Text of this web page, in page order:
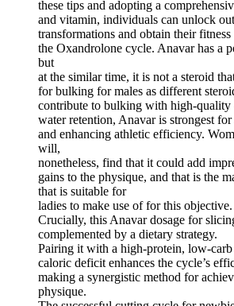
these tips and adopting a
and vitamin, individuals can unlock
transformations and obtain their
the Oxandrolone cycle. Anavar has a
but
at the similar time, it is not a steroid
for bulking for males as different
contribute to bulking with high-
water retention, Anavar is strongest
and enhancing athletic efficiency.
will,
nonetheless, find that it could add
gains to the physique, and that is the
that is suitable for
ladies to make use of for this objective.
Crucially, this Anavar dosage for
complemented by a dietary strategy.
Pairing it with a high-protein, low-carb
caloric deficit enhances the cycle’s
making a synergistic method for
physique.